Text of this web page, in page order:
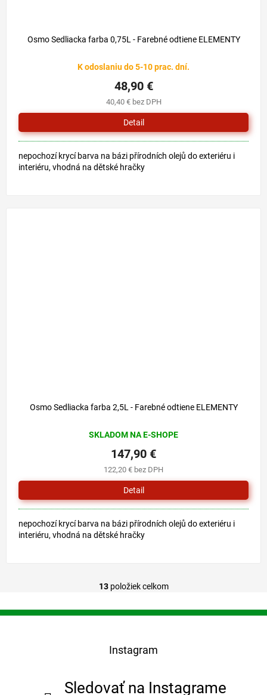
Osmo Sedliacka farba 0,75L - Farebné odtiene ELEMENTY
K odoslaniu do 5-10 prac. dní.
40,40 € bez DPH
48,90 €
Detail
nepochozí krycí barva na bázi přírodních olejů do exteriéru i
interiéru, vhodná na dětské hračky
Osmo Sedliacka farba 2,5L - Farebné odtiene ELEMENTY
SKLADOM NA E-SHOPE
122,20 € bez DPH
147,90 €
Detail
nepochozí krycí barva na bázi přírodních olejů do exteriéru i
interiéru, vhodná na dětské hračky
O
l
a
c
e
13položiek celkom
Z
Instagram
Sledovať na Instagrame